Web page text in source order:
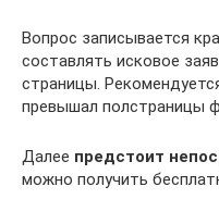
Вопрос записывается
составлять исковое
страницы.
превышал полстраницы
Далее предстоит
можно получить